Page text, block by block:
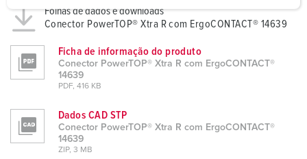
a
h
l
Folhas de dados e downloads
Conector PowerTOP® Xtra R com ErgoCONTACT® 14639
Ficha de informação do produto
Conector PowerTOP® Xtra R com ErgoCONTACT®
14639
PDF, 416 KB
Dados CAD STP
Conector PowerTOP® Xtra R com ErgoCONTACT®
14639
ZIP, 3 MB